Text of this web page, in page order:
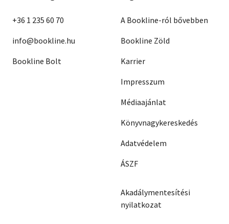
+36 1 235 60 70
info@bookline.hu
Bookline Bolt
A Bookline-ról bővebben
Bookline Zöld
Karrier
Impresszum
Médiaajánlat
Könyvnagykereskedés
Adatvédelem
ÁSZF
Akadálymentesítési
nyilatkozat